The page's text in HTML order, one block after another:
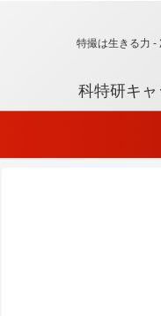
特撮は生きる力 -
科特研キ